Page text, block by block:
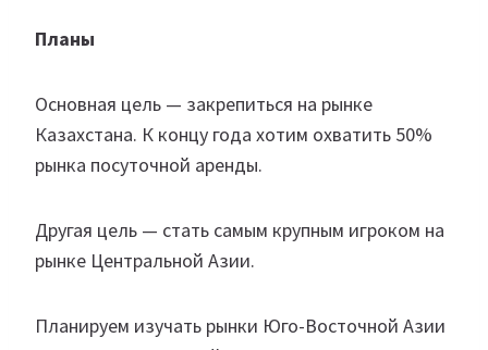
Планы
Основная цель — закрепиться на рынке
Казахстана. К концу года хотим охватить 50%
рынка посуточной аренды.
Другая цель — стать самым крупным игроком на
рынке Центральной Азии.
Планируем изучать рынки Юго-Восточной Азии